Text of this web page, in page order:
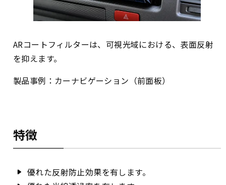
ARコートフィルターは、可視光域における、表面反射
を抑えます。
製品事例：カーナビゲーション（前面板）
特徴
優れた反射防止効果を有します。